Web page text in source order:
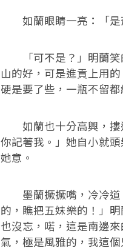
如蘭眼睛一亮：「是
「可不是？」明蘭笑
山的好，可是進貢上用
硬是要了些，一瓶不留都
如蘭也十分高興，摟
你記著我。」她自小就
她意。
墨蘭撅撅嘴，冷冷道
的，瞧把五妹樂的！」
也沒忘，喏，這是南邊
氣，極是風雅的，我這